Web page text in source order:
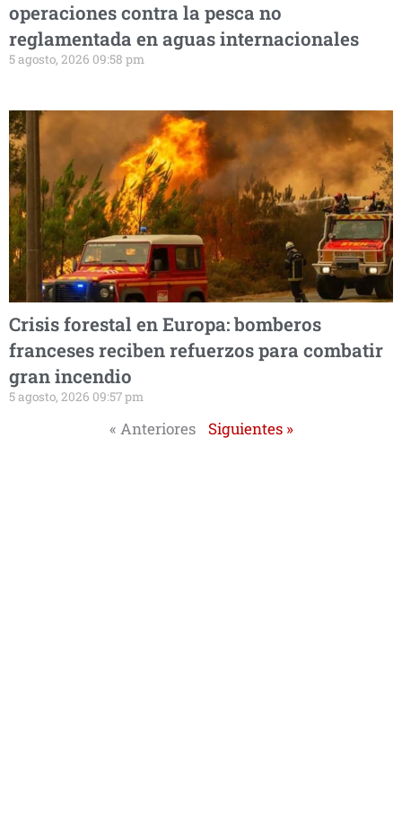
operaciones contra la pesca no
reglamentada en aguas internacionales
5 agosto, 2026 09:58 pm
Crisis forestal en Europa: bomberos
franceses reciben refuerzos para combatir
gran incendio
5 agosto, 2026 09:57 pm
« Anteriores Siguientes »